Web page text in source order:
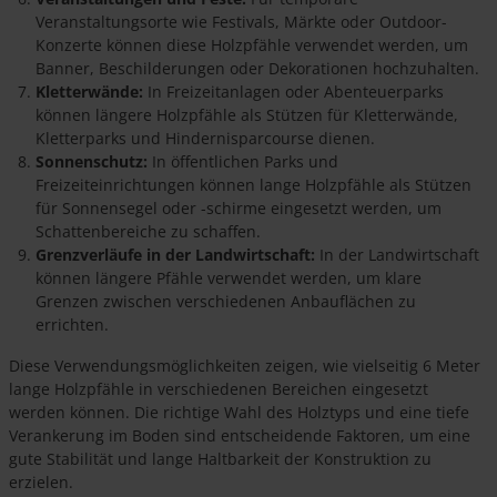
Veranstaltungsorte wie Festivals, Märkte oder Outdoor-
Konzerte können diese Holzpfähle verwendet werden, um
Banner, Beschilderungen oder Dekorationen hochzuhalten.
Kletterwände: In Freizeitanlagen oder Abenteuerparks
können längere Holzpfähle als Stützen für Kletterwände,
Kletterparks und Hindernisparcourse dienen.
Sonnenschutz: In öffentlichen Parks und
Freizeiteinrichtungen können lange Holzpfähle als Stützen
für Sonnensegel oder -schirme eingesetzt werden, um
Schattenbereiche zu schaffen.
Grenzverläufe in der Landwirtschaft: In der Landwirtschaft
können längere Pfähle verwendet werden, um klare
Grenzen zwischen verschiedenen Anbauflächen zu
errichten.
Diese Verwendungsmöglichkeiten zeigen, wie vielseitig 6 Meter
lange Holzpfähle in verschiedenen Bereichen eingesetzt
werden können. Die richtige Wahl des Holztyps und eine tiefe
Verankerung im Boden sind entscheidende Faktoren, um eine
gute Stabilität und lange Haltbarkeit der Konstruktion zu
erzielen.